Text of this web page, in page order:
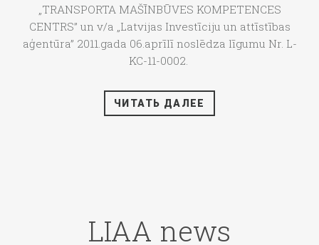
„TRANSPORTA MAŠĪNBŪVES KOMPETENCES
CENTRS” un v/a „Latvijas Investīciju un attīstības
aģentūra” 2011.gada 06.aprīlī noslēdza līgumu Nr. L-
KC-11-0002.
ЧИТАТЬ ДАЛЕЕ
LIAA news